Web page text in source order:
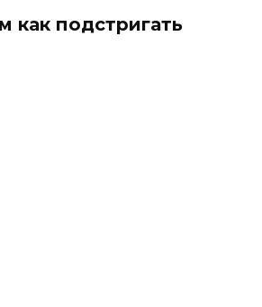
как подстригать